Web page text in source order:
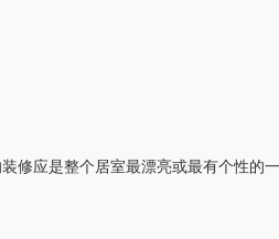
修应是整个居室最漂亮或最有个性的一